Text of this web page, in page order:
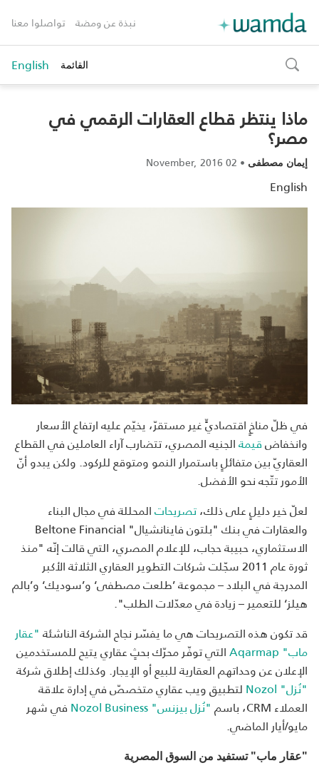
نبذة عن ومضة تواصلوا معنا
toggle
search
القائمة English
ماذا ينتظر قطاع العقارات الرقمي في
مصر؟
إيمان مصطفى •
02 November, 2016
English
في ظلّ مناخٍ اقتصاديٍّ غير مستقرّ، يخيّم عليه ارتفاع الأسعار
وانخفاضقيمةالجنيه المصري، تتضارب آراء العاملين في القطاع
العقاريّ بين متفائلٍ باستمرار النمو ومتوقع للركود. ولكن يبدو أنّ
الأمور تتّجه نحو الأفضل.
لعلّ خير دليلٍ على ذلك،تصريحاتالمحللة في مجال البناء
والعقارات في بنك "بلتون فاينانشيال" Beltone Financial
الاستثماري، حبيبة حجاب، للإعلام المصري، التي قالت إنّه "منذ
ثورة عام 2011 سجّلت شركات التطوير العقاري الثلاثة الأكبر
المدرجة في البلاد – مجموعة ’طلعت مصطفى‘ و’سوديك‘ و’بالم
هيلز‘ للتعمير – زيادة في معدّلات الطلب".
قد تكون هذه التصريحات هي ما يفسّر نجاح الشركة الناشئة"عقار
ماب" Aqarmapالتي توفّر محرّك بحثٍ عقاري يتيح للمستخدمين
الإعلان عن وحداتهم العقارية للبيع أو الإيجار. وكذلك إطلاق شركة
"نُزل" Nozolلتطبيق ويب عقاري متخصصّ في إدارة علاقة
العملاءCRM، باسم"نُزل بيزنس"Nozol Businessفي شهر
مايو/أيار الماضي.
"عقار ماب" تستفيد من السوق المصرية